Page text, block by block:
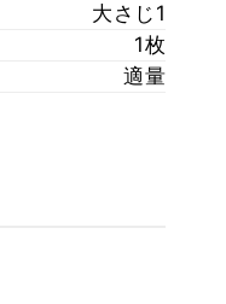
大さじ1
1枚
適量